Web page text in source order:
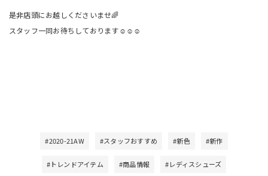
是非店頭にお越しくださいませ🌈
スタッフ一同お待ちしております☺️☺️☺️
#2020-21AW #スタッフおすすめ #新色 #新作
#トレンドアイテム #商品情報 #レディスシューズ